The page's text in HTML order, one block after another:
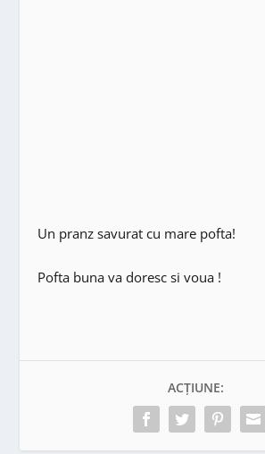
Un pranz savurat cu mare pofta!
Pofta buna va doresc si voua !
ACȚIUNE: